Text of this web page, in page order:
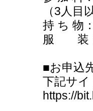
（3人
持 ち 物
服 装：
■お申込
下記サ
https://